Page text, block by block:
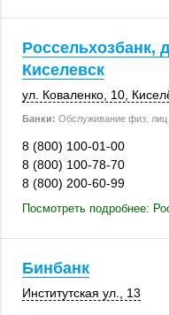
Россельхозбанк,
Киселевск
ул. Коваленко, 10
Банки: Обслуживание физ. лиц
8 (800) 100-01-00
8 (800) 100-78-70
8 (800) 200-60-99
Посмотреть подробнее:
Бинбанк
Институтская ул., 13